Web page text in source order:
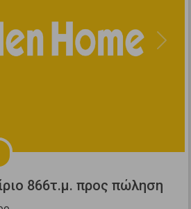
Next
866τ.μ. προς πώληση